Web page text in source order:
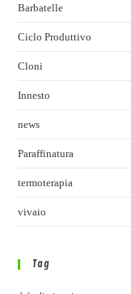
Barbatelle
Ciclo Produttivo
Cloni
Innesto
news
Paraffinatura
termoterapia
vivaio
Tag